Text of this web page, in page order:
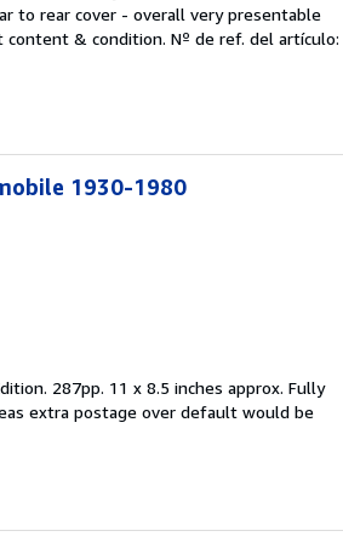
to rear cover - overall very presentable
content & condition. Nº de ref. del artículo:
1930-1980
287pp. 11 x 8.5 inches approx. Fully
extra postage over default would be